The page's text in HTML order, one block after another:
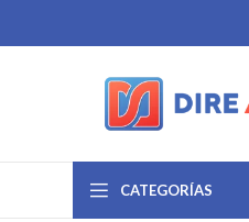
CATEGORÍAS